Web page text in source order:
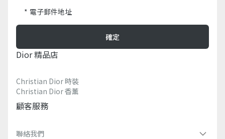
電子郵件地址
確定
Dior 精品店
Christian Dior 時裝
Christian Dior 香薰​
顧客服務
聯絡我們